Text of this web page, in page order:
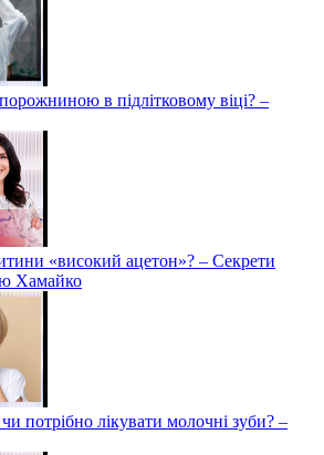
в підлітковому віці? –
«високий ацетон»? – Секрети
Хамайко
потрібно лікувати молочні зуби? –